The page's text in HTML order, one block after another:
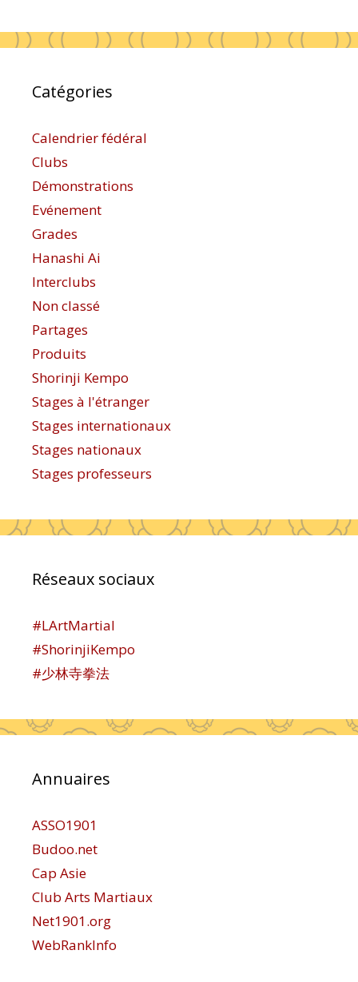
Catégories
Calendrier fédéral
Clubs
Démonstrations
Evénement
Grades
Hanashi Ai
Interclubs
Non classé
Partages
Produits
Shorinji Kempo
Stages à l'étranger
Stages internationaux
Stages nationaux
Stages professeurs
Réseaux sociaux
#LArtMartial
#ShorinjiKempo
#少林寺拳法
Annuaires
ASSO1901
Budoo.net
Cap Asie
Club Arts Martiaux
Net1901.org
WebRankInfo